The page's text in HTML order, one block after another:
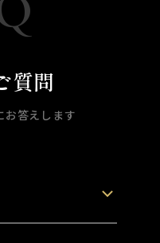
質問
お答えします